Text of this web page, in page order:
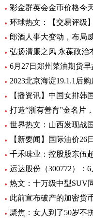
环球热文：【交易评级
郎酒人事大变动，布局
弘扬清廉之风 永葆政治
6月27日郑州菜油期货
打造“浙有善育”金名片
世界热文：山西发现战
【新要闻】国际油价26
千禾味业：控股股东伍